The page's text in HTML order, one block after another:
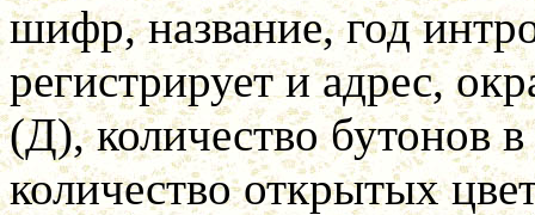
шифр, название, год
регистрирует и адрес,
(Д), количество бутонов
количество открытых